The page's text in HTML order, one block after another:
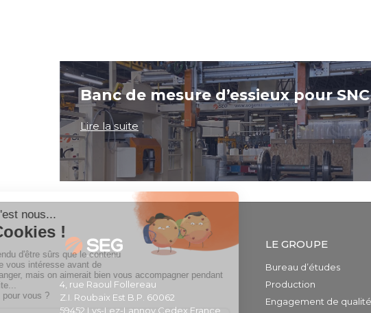
Banc de mesure d’essieux pour
Lire la suite
4, rue Raoul Follereau
Z.I. Roubaix Est B.P. 60062
59452 Lys-Lez-Lannoy Cedex France
LE GROUPE
Bureau d’études
Production
Engagement de qualité